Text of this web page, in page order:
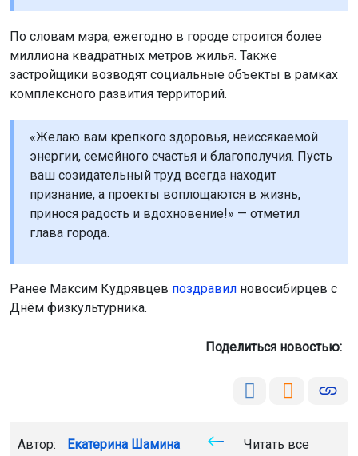
По словам мэра, ежегодно в городе строится более
миллиона квадратных метров жилья. Также
застройщики возводят социальные объекты в рамках
комплексного развития территорий.
«Желаю вам крепкого здоровья, неиссякаемой
энергии, семейного счастья и благополучия. Пусть
ваш созидательный труд всегда находит
признание, а проекты воплощаются в жизнь,
принося радость и вдохновение!» — отметил
глава города.
Ранее Максим Кудрявцев поздравил новосибирцев с
Днём физкультурника.
Поделиться новостью:
Автор: Екатерина Шамина
Читать все